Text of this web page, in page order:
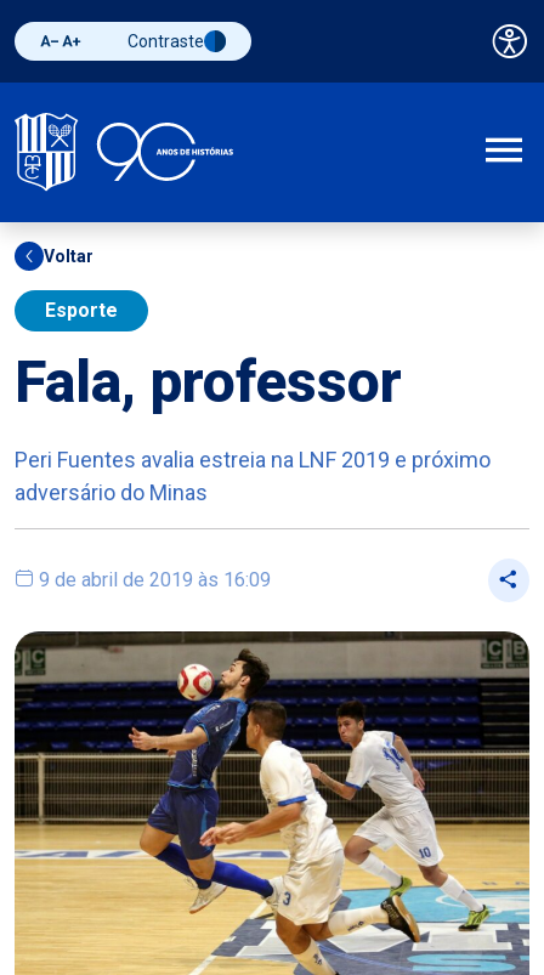
Diminuir fonte
Aumentar fonteAlternar contraste
Contraste
Voltar
Esporte
Fala, professor
Peri Fuentes avalia estreia na LNF 2019 e próximo
adversário do Minas
9 de abril de 2019 às 16:09